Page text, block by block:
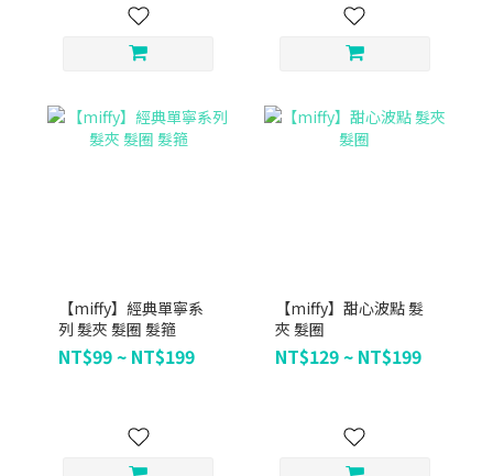
【miffy】經典單寧系
列 髮夾 髮圈 髮箍
NT$99 ~ NT$199
【miffy】甜心波點 髮
夾 髮圈
NT$129 ~ NT$199